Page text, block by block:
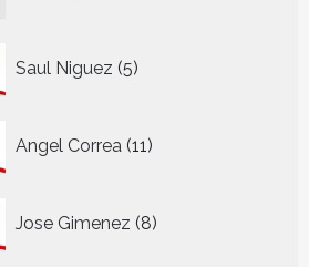
Saul Niguez 5
producten
Angel Correa 11
producten
Jose Gimenez 8
producten